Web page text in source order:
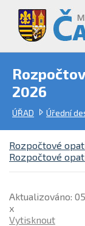
2026
ÚŘAD Úřední
Rozpočtové
Rozpočtové
Aktualizováno:
x
Vytisknout